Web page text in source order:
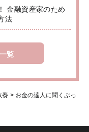
金融資産家のため
法
覧
養 > お金の達人に聞くぶっ